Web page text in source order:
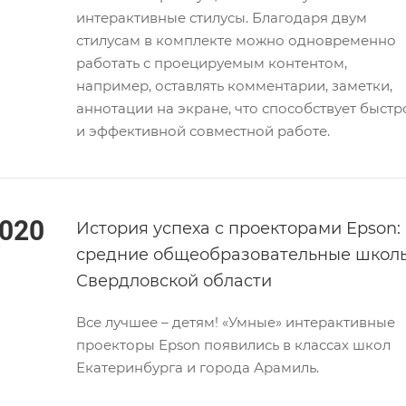
интерактивные стилусы. Благодаря двум
стилусам в комплекте можно одновременно
работать с проецируемым контентом,
например, оставлять комментарии, заметки,
аннотации на экране, что способствует
и эффективной совместной работе.
История успеха с проекторами Epson:
средние общеобразовательные
Свердловской области
Все лучшее – детям! «Умные» интерактивные
проекторы Epson появились в классах школ
Екатеринбурга и города Арамиль.